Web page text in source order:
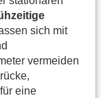
sich mit
vermeiden
eine